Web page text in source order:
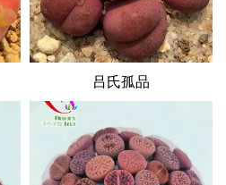
吕氏孤品